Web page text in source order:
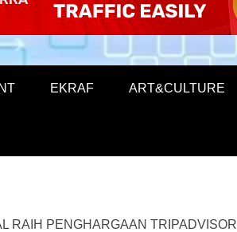
EKRAF ART&CULTURE
RAIH PENGHARGAAN TRIPADVISOR